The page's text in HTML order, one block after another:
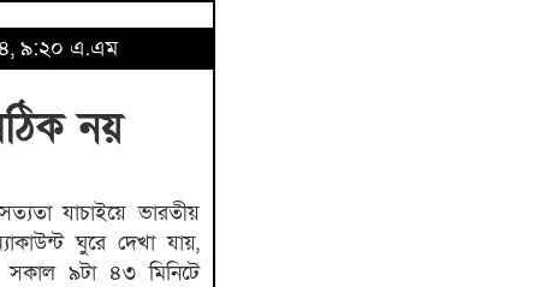
৯:২০ এ.এম
নয়
যাচাইয়ে ভারতীয়
ঘুরে দেখা যায়,
সকাল ৯টা ৪৩ মিনিটে